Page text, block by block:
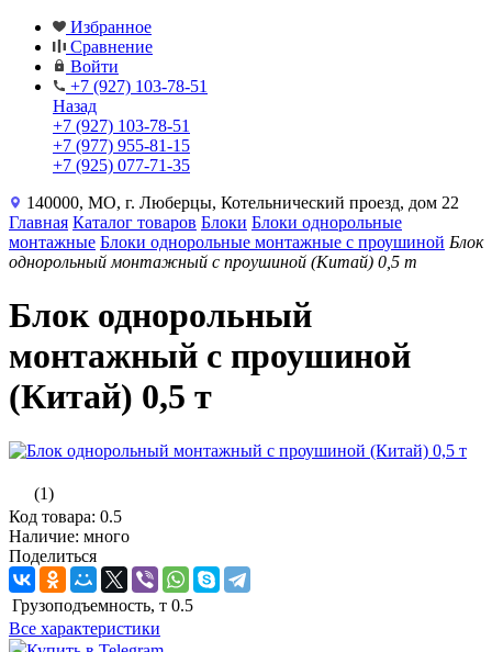
Избранное
Сравнение
Войти
+7 (927) 103-78-51
Назад
+7 (927) 103-78-51
+7 (977) 955-81-15
+7 (925) 077-71-35
140000, МО, г. Люберцы, Котельнический проезд, дом 22
Главная Каталог товаров Блоки Блоки однорольные
монтажные Блоки однорольные монтажные с проушиной Блок
однорольный монтажный с проушиной (Китай) 0,5 т
Блок однорольный
монтажный с проушиной
(Китай) 0,5 т
(1)
Код товара: 0.5
Наличие: много
Поделиться
Грузоподъемность, т 0.5
Все характеристики